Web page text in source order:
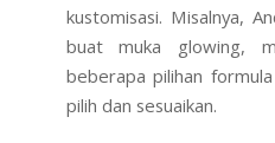
kustomisasi. Misalnya,
buat muka glowing,
beberapa pilihan
pilih dan sesuaikan.